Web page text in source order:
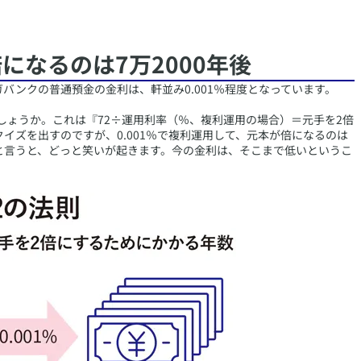
なるのは7万2000年後
ンクの普通預金の金利は、軒並み0.001％程度となっています。
ょうか。これは『72÷運用利率（％、複利運用の場合）＝元手を2倍
ズを出すのですが、0.001％で複利運用して、元本が倍になるのは
うと、どっと笑いが起きます。今の金利は、そこまで低いというこ